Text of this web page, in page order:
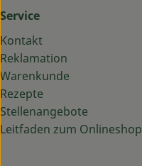
Service
Kontakt
Reklamation
Warenkunde
Rezepte
Stellenangebote
Leitfaden zum Onlineshop